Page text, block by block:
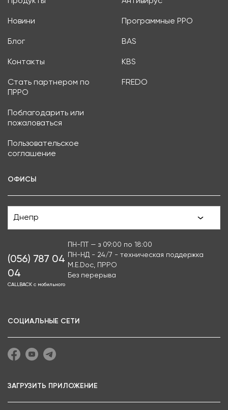
Новини
Блог
Контакты
Стать партнером по
ПРРО
Поблагодарить или
пожаловаться
Пользовательское
соглашение
Программные РРО
BAS
KBS
FREDO
ОФИСЫ
Днепр
(056) 787 04
04
CALLBACK с мобильного
ПН-ПТ — з 09:00 по 18:00
ПН-НД - 24/7 - техническая поддержка
M.E.Doc, ПРРО
Без перерыва
СОЦИАЛЬНЫЕ СЕТИ
ЗАГРУЗИТЬ ПРИЛОЖЕНИЕ